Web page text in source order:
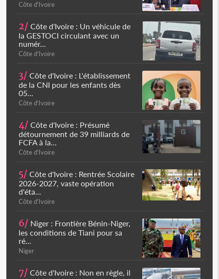
Côte d'Ivoire
2/ Côte d'Ivoire : Un véhicule de
la GESTOCI circulant avec un
numér...
Côte d'Ivoire
3/ Côte d'Ivoire : L'établissement
de la CNI pour les enfants dès
05...
Côte d'Ivoire
4/ Côte d'Ivoire : Présumé
détournement de 39 milliards de
FCFA à la...
Côte d'Ivoire
5/ Côte d'Ivoire : Rentrée Scolaire
2026-2027, vaste opération
d'éta...
Côte d'Ivoire
6/ Niger : Frontière Bénin-Niger,
les conditions de Tiani pour sa
ré...
Niger
7/ Côte d'Ivoire : Non en règle, il